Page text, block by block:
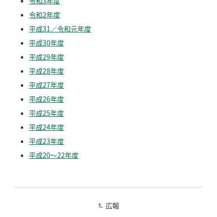
令和2年度
平成31／令和元年度
平成30年度
平成29年度
平成28年度
平成27年度
平成26年度
平成25年度
平成24年度
平成23年度
平成20～22年度
広報